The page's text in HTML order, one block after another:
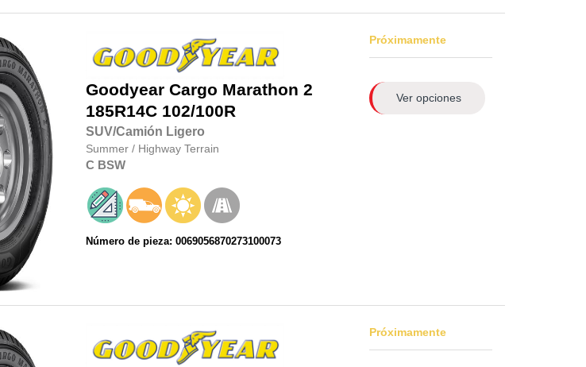
Goodyear Cargo Marathon 2
185R14C102/100R
SUV/Camión Ligero
Summer / Highway Terrain
C BSW
Número de pieza: 0069056870273100073
Próximamente
Ver opciones
Próximamente